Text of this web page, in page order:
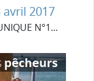
2017
N°1...